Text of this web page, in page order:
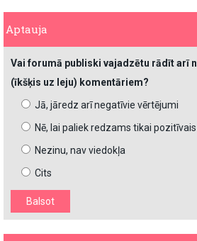
Aptauja
Vai forumā publiski vajadzētu rādīt arī
(īkšķis uz leju) komentāriem?
Jā, jāredz arī negatīvie vērtējumi
Nē, lai paliek redzams tikai
Nezinu, nav viedokļa
Cits